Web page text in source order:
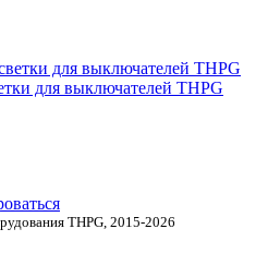
для выключателей THPG
THPG, 2015-2026